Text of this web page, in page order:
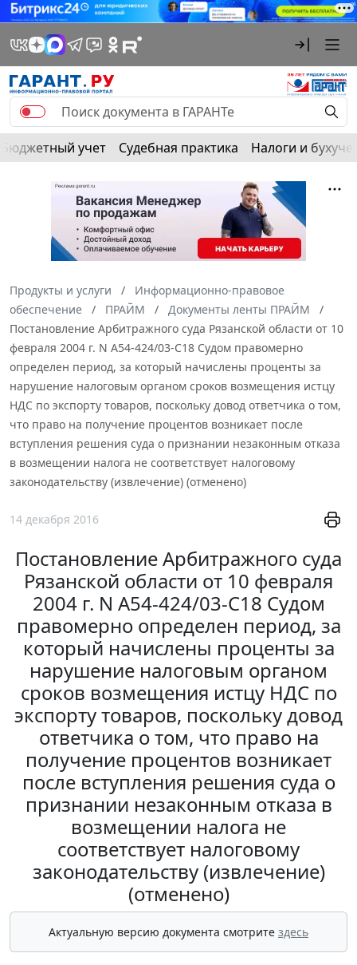
Бюджетный учет Судебная практика Налоги и
Продукты и услуги
Информационно-правовое
обеспечение
ПРАЙМ
Документы ленты ПРАЙМ
Постановление Арбитражного суда Рязанской области от 10
февраля 2004 г. N А54-424/03-С18 Судом правомерно
определен период, за который начислены проценты за
нарушение налоговым органом сроков возмещения истцу
НДС по экспорту товаров, поскольку довод ответчика о том,
что право на получение процентов возникает после
вступления решения суда о признании незаконным отказа
в возмещении налога не соответствует налоговому
законодательству (извлечение) (отменено)
14 декабря 2016
Постановление Арбитражного суда
Рязанской области от 10 февраля
2004 г. N А54-424/03-С18 Судом
правомерно определен период, за
который начислены проценты за
нарушение налоговым органом
сроков возмещения истцу НДС по
экспорту товаров, поскольку довод
ответчика о том, что право на
получение процентов возникает
после вступления решения суда о
признании незаконным отказа в
возмещении налога не
соответствует налоговому
законодательству (извлечение)
(отменено)
Актуальную версию документа смотрите здесь